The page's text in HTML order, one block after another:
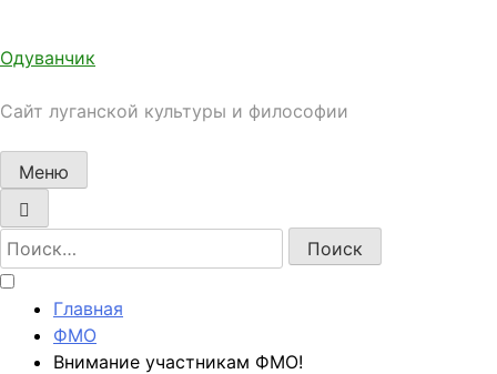
содержимому
Одуванчик
Сайт луганской культуры и философии
Меню
Найти:
Главная
ФМО
Внимание участникам ФМО!